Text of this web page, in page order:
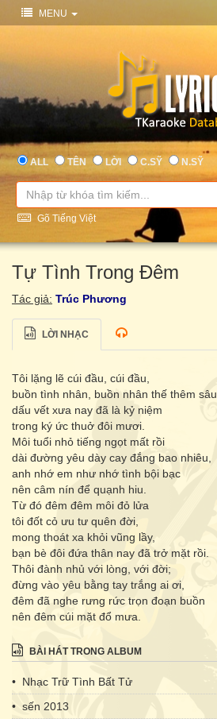
MENU
ALL TÊN LỜI C.SỸ N.SỸ
Gõ Tiếng Việt
Tự Tình Trong Đêm
Tác giả: Trúc Phương
LỜI NHẠC
Tôi lặng lẽ cúi đầu, cúi đầu,
buồn tình nhân, buồn nhân thế thêm sâu,
dấu vết xưa nay đã là kỷ niệm
trong ký ức thuở đôi mươi.
Môi tuổi nhỏ tiếng ngọt mất rồi
dài đường yêu dày cay đắng bao nhiêu,
anh nhớ em như nhớ tình bội bạc
nên câm nín để quạnh hiu.
Từ đó đêm đêm môi đỏ lửa
tôi đốt cỏ ưu tư quên đời,
mong thoát xa khỏi vũng lầy,
bạn bè đôi đứa thân nay đã trở mặt rồi.
Thôi đành nhủ với lòng, với đời;
đừng vào yêu bằng tay trắng ai ơi,
đêm đã nghe rưng rức trọn đoạn buồn
nên đêm cúi mặt đổ mưa.
BÀI HÁT TRONG ALBUM
• Nhạc Trữ Tình Bất Tử
• sến 2013